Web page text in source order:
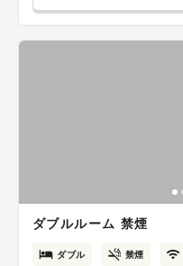
ダブルルーム 禁煙
ダブル 禁煙